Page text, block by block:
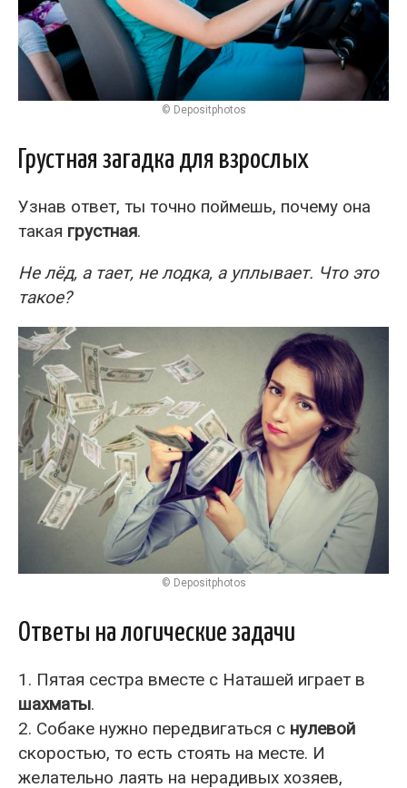
© Depositphotos
Грустная загадка для взрослых
Узнав ответ, ты точно поймешь, почему она
такая грустная.
Не лёд, а тает, не лодка, а уплывает. Что это
такое?
© Depositphotos
Ответы на логические задачи
1. Пятая сестра вместе с Наташей играет в
шахматы.
2. Собаке нужно передвигаться с нулевой
скоростью, то есть стоять на месте. И
желательно лаять на нерадивых хозяев,